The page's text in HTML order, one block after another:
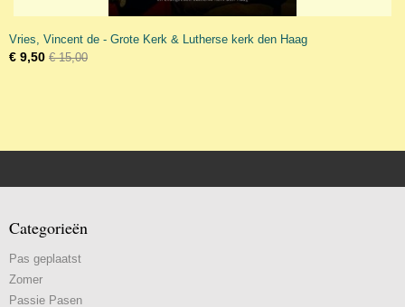
Vries, Vincent de - Grote Kerk & Lutherse kerk den Haag
€ 9,50 € 15,00
Categorieën
Pas geplaatst
Zomer
Passie Pasen